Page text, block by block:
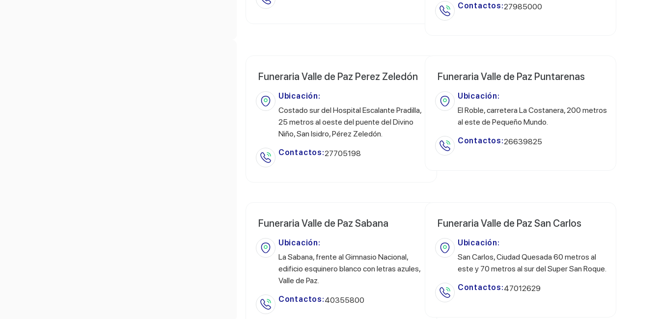
Contactos:27985000
Funeraria Valle de Paz Perez Zeledón
Ubicación:
Costado sur del Hospital Escalante Pradilla,
25 metros al oeste del puente del Divino
Niño, San Isidro, Pérez Zeledón.
Contactos:27705198
Funeraria Valle de Paz Puntarenas
Ubicación:
El Roble, carretera La Costanera, 200 metros
al este de Pequeño Mundo.
Contactos:26639825
Funeraria Valle de Paz Sabana
Ubicación:
La Sabana, frente al Gimnasio Nacional,
edificio esquinero blanco con letras azules,
Valle de Paz.
Contactos:40355800
Funeraria Valle de Paz San Carlos
Ubicación:
San Carlos, Ciudad Quesada 60 metros al
este y 70 metros al sur del Super San Roque.
Contactos:47012629